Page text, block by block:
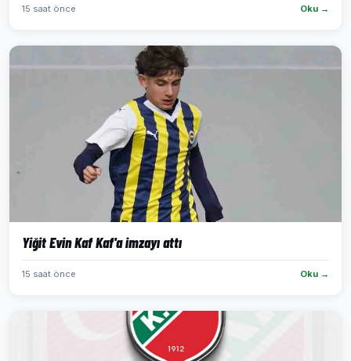
15 saat önce Oku →
Yiğit Evin Kaf Kaf'a imzayı attı
15 saat önce Oku →